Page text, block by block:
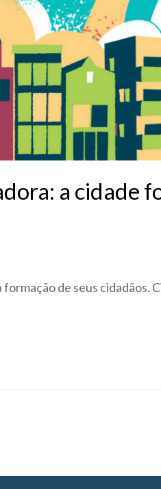
a cidade
de seus cidadãos.